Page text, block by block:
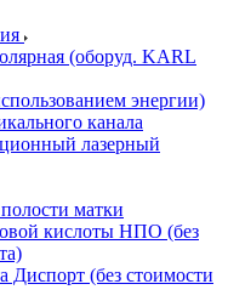
(оборуд. KARL
энергии)
канала
лазерный
матки
кислоты НПО (без
Диспорт (без стоимости